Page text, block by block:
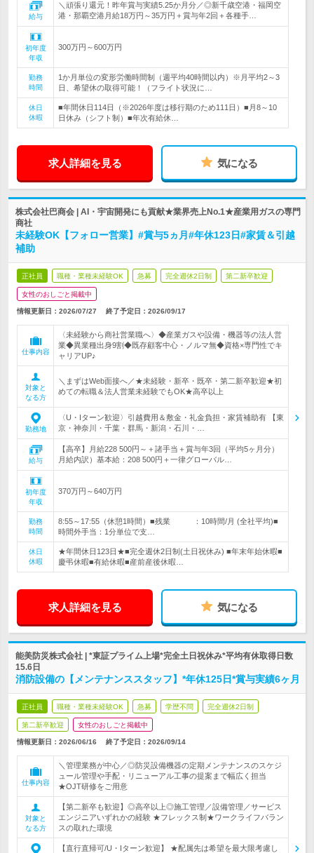
給与
＼頑張り還元！昨年賞与実績5.25か月分／◎新千歳空港・福岡空
港・那覇空港月給18万円～35万円＋賞与年2回＋各種手…
初年度
年収
300万円～600万円
勤務
時間
1か月単位の変形労働時間制（週平均40時間以内）※月平均2～3
日、希望休の取得可能！（フライト状況に…
休日
休暇
■年間休日114日（※2026年度は移行期のため111日）■月8～10
日休み（シフト制）■年次有給休…
求人詳細を見る 気になる
株式会社巴商会 | AI・宇宙開発にも貢献★業界売上No.1★産業用ガスの専門
商社
未経験OK【フォロー営業】#賞与5ヵ月#年休123日#家賃＆引越
補助
正社員 職種・業種未経験OK 急募 完全週休2日制 第二新卒歓迎
女性のおしごと掲載中
情報更新日：2026/07/27 終了予定日： 2026/09/17
仕事内容
〈未経験から商社営業職へ〉◆産業ガスや設備・機器等の法人営
業◆異業種出身9割◆既存顧客中心・ノルマ無◆資格×専門性でキ
ャリアUP♪
対象と
なる方
＼まずはWeb面接へ／★未経験・新卒・既卒・第二新卒歓迎★初
めての転職＆法人営業未経験でもOK★高卒以上
勤務地
〈U・Iターン歓迎〉引越費用＆敷金・礼金負担・家賃補助有 【東
京・神奈川・千葉・群馬・新潟・石川・…
給与
【高卒】月給228 500円～＋諸手当＋賞与年3回（平均5ヶ月分）
月給内訳）基本給：208 500円＋一律グローバル…
初年度
年収
370万円～640万円
勤務
時間
8:55～17:55（休憩1時間）■残業 ：10時間/月 (全社平均)■
時間外手当：1分単位で支…
休日
休暇
★年間休日123日★■完全週休2日制(土日祝休み) ■年末年始休暇■
慶弔休暇■有給休暇■産前産後休暇…
求人詳細を見る 気になる
能美防災株式会社 | *東証プライム上場*完全土日祝休み*平均有休取得日数
15.6日
消防設備の【メンテナンススタッフ】*年休125日*賞与実績6ヶ月
正社員 職種・業種未経験OK 急募 学歴不問 完全週休2日制
第二新卒歓迎 女性のおしごと掲載中
情報更新日：2026/06/16 終了予定日： 2026/09/14
仕事内容
＼管理業務が中心／◎防災設備機器の定期メンテナンスのスケジ
ュール管理や手配・リニューアル工事の提案まで幅広く担当
★OJT研修をご用意
対象と
なる方
【第二新卒も歓迎】◎高卒以上◎施工管理／設備管理／サービス
エンジニアいずれかの経験 ★フレックス制★ワークライフバラン
スの取れた環境
【直行直帰可/U・Iターン歓迎】 ★配属先は希望を最大限考慮し